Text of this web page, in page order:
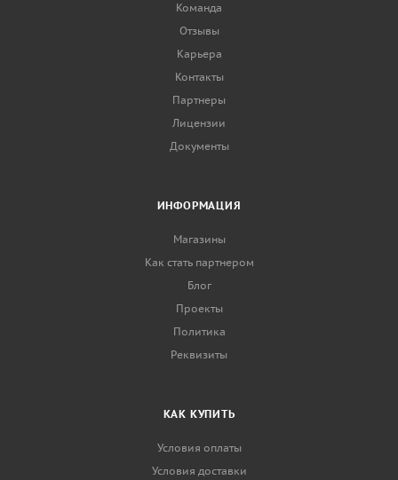
Команда
Отзывы
Карьера
Контакты
Партнеры
Лицензии
Документы
ИНФОРМАЦИЯ
Магазины
Как стать партнером
Блог
Проекты
Политика
Реквизиты
КАК КУПИТЬ
Условия оплаты
Условия доставки